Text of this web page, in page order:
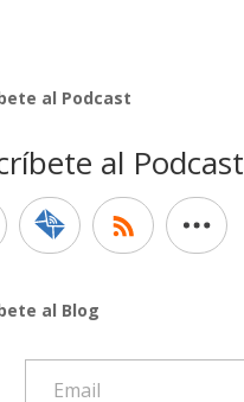
al Podcast
al Podcast
al Blog